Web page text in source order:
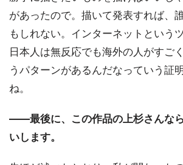
があったので。描いて発表すれば、
もしれない。インターネットという
日本人は無反応でも海外の人がすご
うパターンがあるんだなっていう証
ね。
――最後に、この作品の上杉さんな
いします。